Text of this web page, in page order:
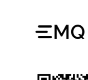
##  - %c:
##  - %C: